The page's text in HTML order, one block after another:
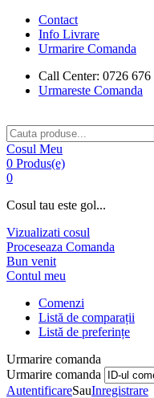
Contact
Info Livrare
Urmarire Comanda
Call Center: 0726 676
Urmareste Comanda
Cosul Meu
0 Produs(e)
0
Cosul tau este gol...
Vizualizati cosul
Proceseaza Comanda
Bun venit
Contul meu
Comenzi
Listă de comparații
Listă de preferințe
Urmarire comanda
Urmarire comanda
AutentificareSauInregistrare